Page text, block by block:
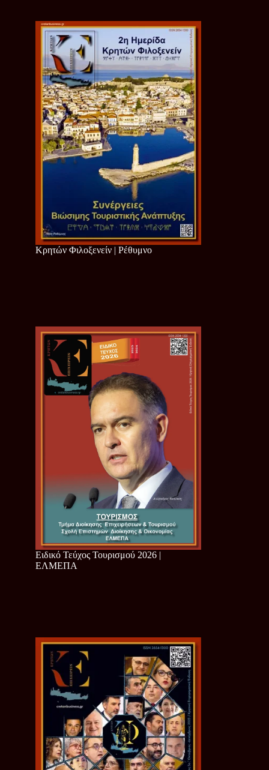
Κρητών Φιλοξενείν | Ρέθυμνο
Ειδικό Τεύχος Τουρισμού 2026 |
ΕΛΜΕΠΑ